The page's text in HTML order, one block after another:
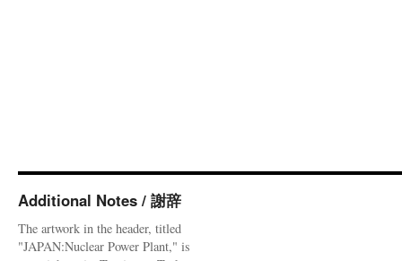
Additional Notes / 謝辞
The artwork in the header, titled
"JAPAN:Nuclear Power Plant," is